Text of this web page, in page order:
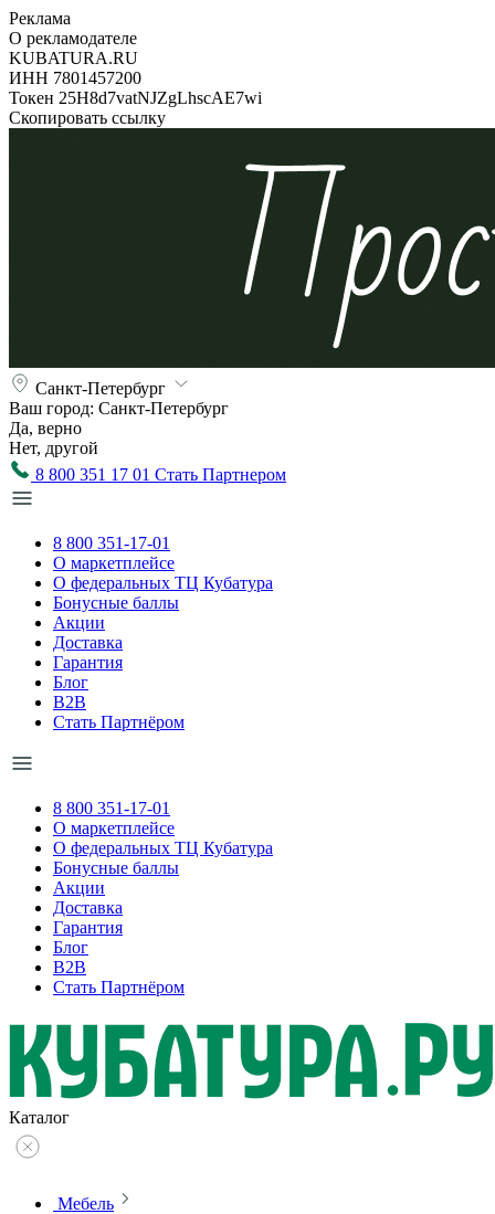
Реклама
О рекламодателе
KUBATURA.RU
ИНН 7801457200
Токен 25H8d7vatNJZgLhscAE7wi
Скопировать ссылку
Санкт-Петербург
Ваш город: Санкт-Петербург
Да, верно
Нет, другой
8 800 351 17 01 Стать Партнером
8 800 351-17-01
О маркетплейсе
О федеральных ТЦ Кубатура
Бонусные баллы
Акции
Доставка
Гарантия
Блог
B2B
Стать Партнёром
8 800 351-17-01
О маркетплейсе
О федеральных ТЦ Кубатура
Бонусные баллы
Акции
Доставка
Гарантия
Блог
B2B
Стать Партнёром
Каталог
Мебель